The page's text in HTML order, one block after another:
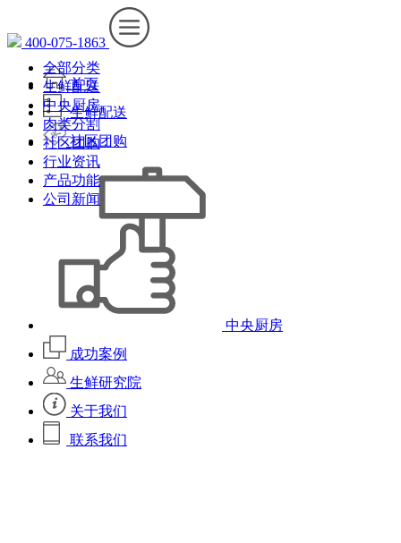
400-075-1863
首页
生鲜配送
社区团购
中央厨房
成功案例
生鲜研究院
关于我们
联系我们
全部分类
生鲜配送
中央厨房
肉类分割
社区团购
行业资讯
产品功能
公司新闻